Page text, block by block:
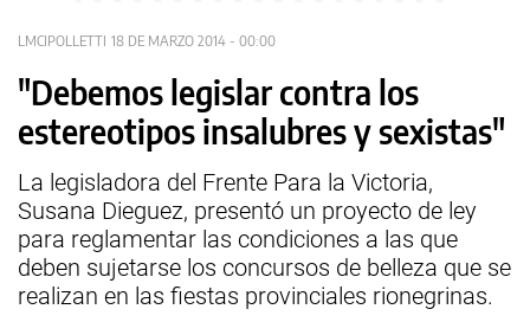
LMCIPOLLETTI 18 DE MARZO 2014 - 00:00
"Debemos legislar contra los
estereotipos insalubres y sexistas"
La legisladora del Frente Para la Victoria,
Susana Dieguez, presentó un proyecto de ley
para reglamentar las condiciones a las que
deben sujetarse los concursos de belleza que se
realizan en las fiestas provinciales rionegrinas.